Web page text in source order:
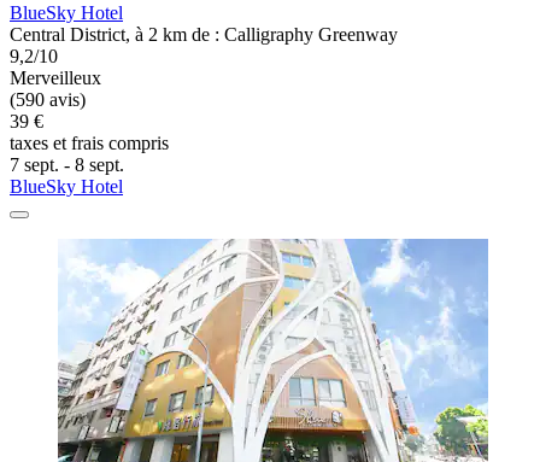
BlueSky Hotel
Central District, à 2 km de : Calligraphy Greenway
9,2/10
Merveilleux
(590 avis)
39 €
taxes et frais compris
7 sept. - 8 sept.
BlueSky Hotel